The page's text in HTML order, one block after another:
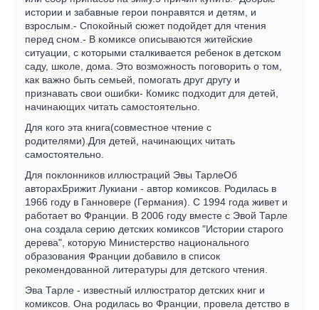
истории и забавные герои понравятся и детям, и
взрослым.- Спокойный сюжет подойдет для чтения
перед сном.- В комиксе описываются житейские
ситуации, с которыми сталкивается ребенок в детском
саду, школе, дома. Это возможность поговорить о том,
как важно быть семьей, помогать друг другу и
признавать свои ошибки- Комикс подходит для детей,
начинающих читать самостоятельно.
Для кого эта книга(совместное чтение с
родителями).Для детей, начинающих читать
самостоятельно.
Для поклонников иллюстраций Эвы ТарлеОб
авторахБрижит Лукиани - автор комиксов. Родилась в
1966 году в Ганновере (Германия). С 1994 года живет и
работает во Франции. В 2006 году вместе с Эвой Тарле
она создала серию детских комиксов "Истории старого
дерева", которую Министерство национального
образования Франции добавило в список
рекомендованной литературы для детского чтения.
Эва Тарле - известный иллюстратор детских книг и
комиксов. Она родилась во Франции, провела детство в